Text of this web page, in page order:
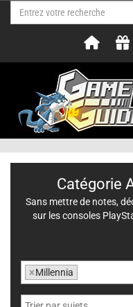
Catégorie
Sans mettre de notes,
sur les consoles
×Millennia